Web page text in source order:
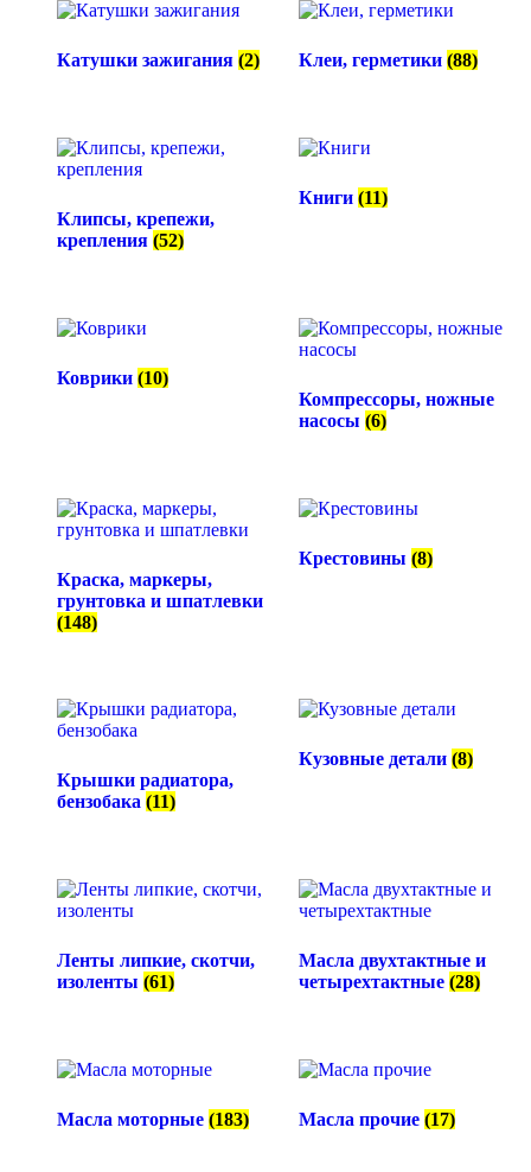
Катушки зажигания (2) Клеи, герметики (88)
Клипсы, крепежи,
крепления (52)
Книги (11)
Коврики (10)
Компрессоры, ножные
насосы (6)
Краска, маркеры,
грунтовка и шпатлевки
(148)
Крестовины (8)
Крышки радиатора,
бензобака (11)
Кузовные детали (8)
Ленты липкие, скотчи,
изоленты (61)
Масла двухтактные и
четырехтактные (28)
Масла моторные (183) Масла прочие (17)